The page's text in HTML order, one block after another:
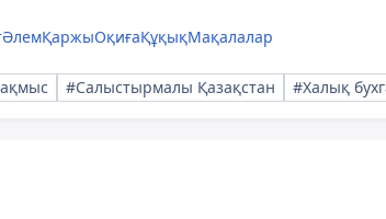
ӘлемҚаржыОқиғаҚұқықМақалалар
#Салыстырмалы Қазақстан #Халық